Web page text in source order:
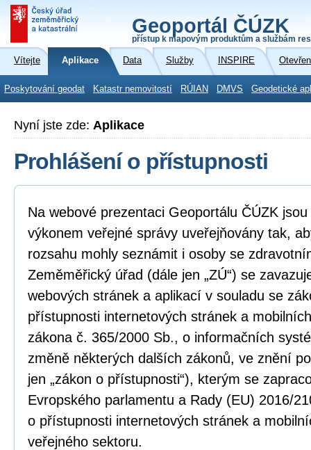
Geoportál ČÚZK
přístup k mapovým produktům a službám
Vítejte Aplikace Data Služby INSPIRE
Poskytování geodat Katastr nemovitostí RÚIAN DMVS Geodetické
Nyní jste zde: Aplikace
Prohlášení o přístupnosti
Na webové prezentaci Geoportálu ČÚZK
výkonem veřejné správy uveřejňovány tak,
rozsahu mohly seznámit i osoby se
Zeměměřický úřad (dále jen „ZÚ“) se
webových stránek a aplikací v souladu se
přístupnosti internetových stránek a
zákona č. 365/2000 Sb., o informačních
změně některých dalších zákonů, ve znění
jen „zákon o přístupnosti“), kterým se
Evropského parlamentu a Rady (EU) 2016/
o přístupnosti internetových stránek a
veřejného sektoru.